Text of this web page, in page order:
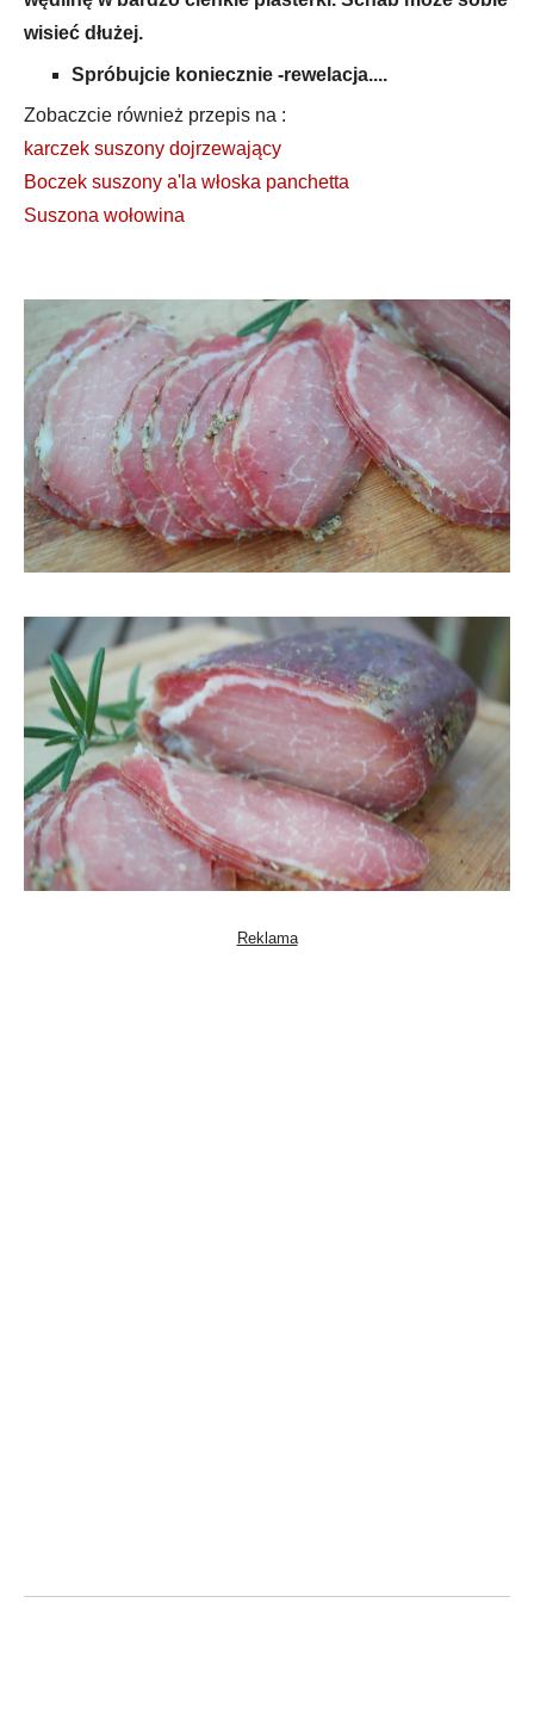
wisieć dłużej.
Spróbujcie koniecznie -rewelacja....
Zobaczcie również przepis na :
karczek suszony dojrzewający
Boczek suszony a'la włoska panchetta
Suszona wołowina